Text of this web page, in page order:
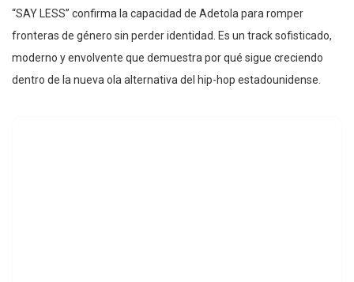
“SAY LESS” confirma la capacidad de Adetola para romper
fronteras de género sin perder identidad. Es un track sofisticado,
moderno y envolvente que demuestra por qué sigue creciendo
dentro de la nueva ola alternativa del hip-hop estadounidense.